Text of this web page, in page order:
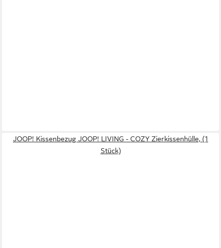
JOOP! Kissenbezug JOOP! LIVING - COZY Zierkissenhülle, (1
Stück)